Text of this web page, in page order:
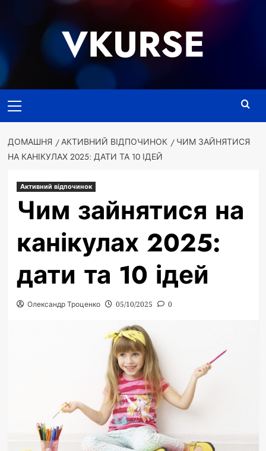
VKURSE
меню
ДОМАШНЯ АКТИВНИЙ ВІДПОЧИНОК
ЧИМ ЗАЙНЯТИСЯ
НА КАНІКУЛАХ 2025: ДАТИ ТА 10 ІДЕЙ
Активний відпочинок
Чим зайнятися на
канікулах 2025:
дати та 10 ідей
Олександр Троценко 05/10/2025 0